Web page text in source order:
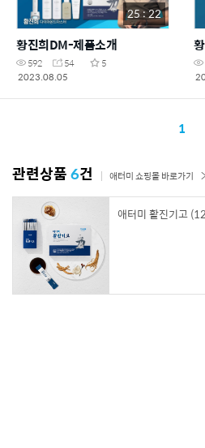
25 : 22
황진희DM-제품소개
592 54
5
2023.08.05
1
관련상품6건 애터미 쇼핑몰 바로가기
애터미 활진기고